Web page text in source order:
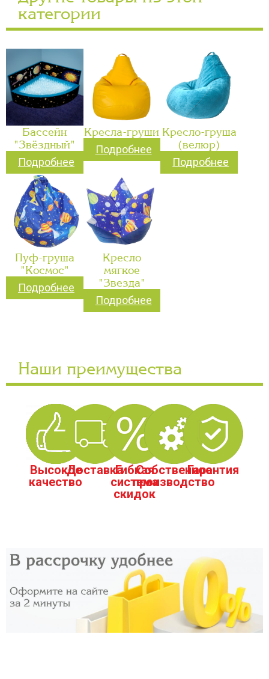
категории
Бассейн
"Звёздный"
Подробнее
Кресла-груши
Подробнее
Кресло-груша
(велюр)
Подробнее
Пуф-груша
"Космос"
Подробнее
Кресло
мягкое
"Звезда"
Подробнее
Наши преимущества
Высокое
качество
ДоставкаГибкая
система
скидок
Собственное
производство
Гарантия